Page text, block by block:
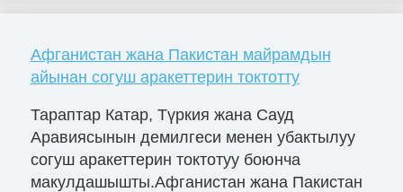
Афганистан жана Пакистан майрамдын
айынан согуш аракеттерин токтотту
Тараптар Катар, Түркия жана Сауд
Аравиясынын демилгеси менен убактылуу
согуш аракеттерин токтотуу боюнча
макулдашышты.Афганистан жана Пакистан